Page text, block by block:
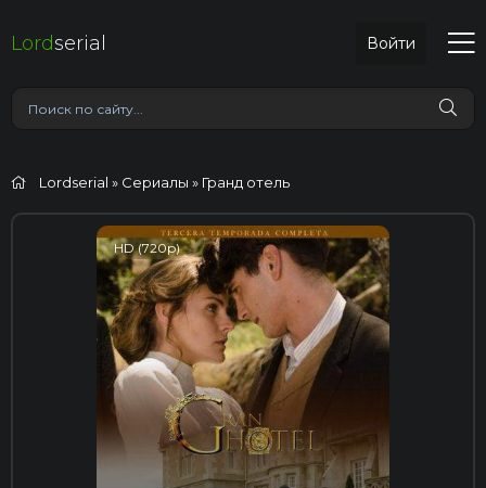
Lordserial Войти
Lordserial » Сериалы » Гранд отель
HD (720p)